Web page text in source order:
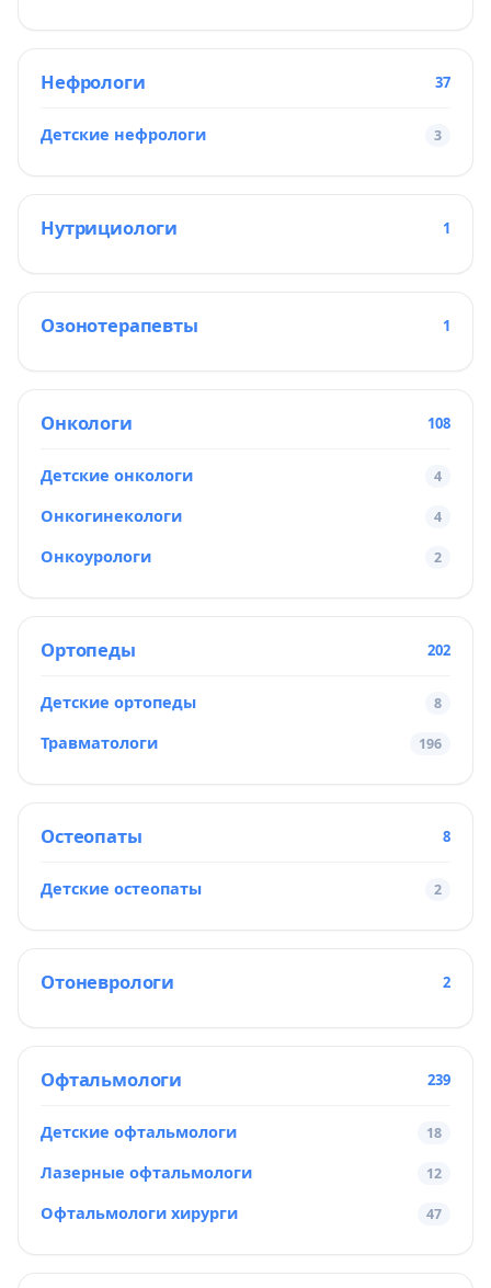
Нефрологи 37
Детские нефрологи 3
Нутрициологи 1
Озонотерапевты 1
Онкологи 108
Детские онкологи 4
Онкогинекологи 4
Онкоурологи 2
Ортопеды 202
Детские ортопеды 8
Травматологи 196
Остеопаты 8
Детские остеопаты 2
Отоневрологи 2
Офтальмологи 239
Детские офтальмологи 18
Лазерные офтальмологи 12
Офтальмологи хирурги 47